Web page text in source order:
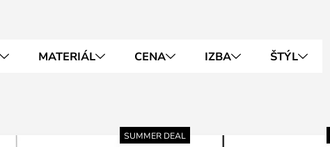
MATERIÁL CENA IZBA ŠTÝL
SUMMER DEAL